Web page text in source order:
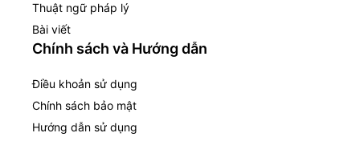
Thuật ngữ pháp lý
Bài viết
Chính sách và Hướng dẫn
Điều khoản sử dụng
Chính sách bảo mật
Hướng dẫn sử dụng